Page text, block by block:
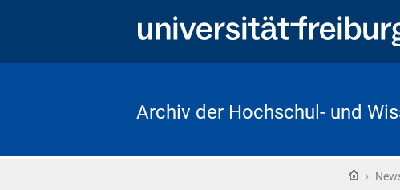
Archiv der Hochschul- und
›